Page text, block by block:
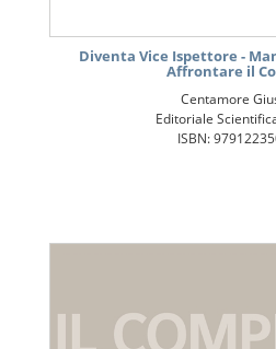
Diventa Vice Ispettore -
Affrontare il
Centamore
Editoriale
ISBN: